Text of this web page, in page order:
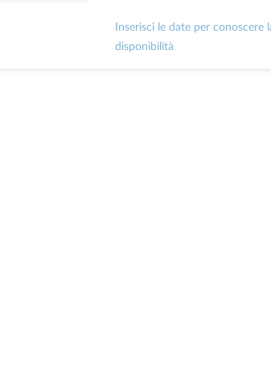
Inserisci le date per conoscere
disponibilità